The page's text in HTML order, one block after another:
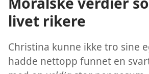
livet rikere
Christina kunne ikke tro sine
hadde nettopp funnet en